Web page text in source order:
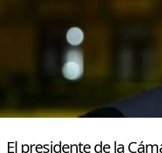
El presidente de la